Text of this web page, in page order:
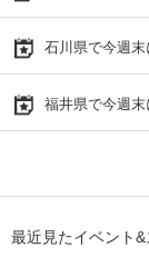
石川県で今週
福井県で今週
最近見たイベント&